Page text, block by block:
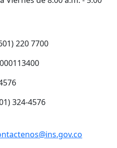
220 7700
324-4576